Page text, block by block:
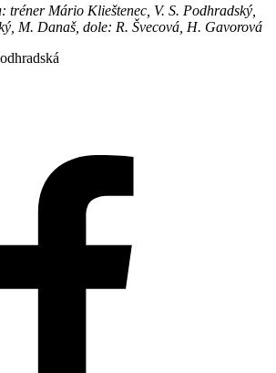
tréner Mário Klieštenec, V. S. Podhradský,
M. Današ, dole: R. Švecová, H. Gavorová